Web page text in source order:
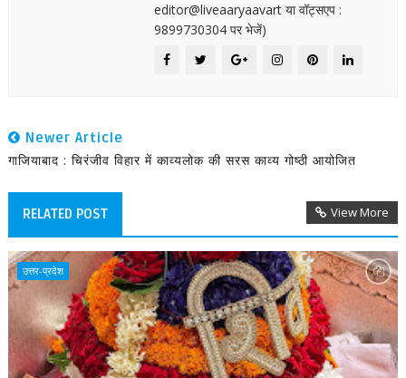
editor@liveaaryaavart या वॉट्सएप :
9899730304 पर भेजें)
Newer Article
गाजियाबाद : चिरंजीव विहार में काव्यलोक की सरस काव्य गोष्ठी आयोजित
RELATED POST View More
उत्तर-प्रदेश